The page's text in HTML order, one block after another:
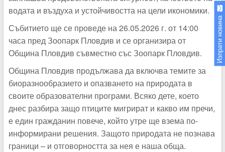
водата и въздуха и устойчивостта на цели икономики.
Събитието ще се проведе на 26.05.2026 г. от 14:00
часа пред Зоопарк Пловдив и се организира от
Община Пловдив съвместно със Зоопарк Пловдив.
Община Пловдив продължава да включва темите за
биоразнообразието и опазването на природата в
своите образователни програми. Всяко дете, което
днес разбира защо птиците мигрират и какво им пречи,
е един гражданин повече, който утре ще взема по-
информирани решения. Защото природата не познава
граници – и отговорността за нея е наша обща.
Изпрати новина